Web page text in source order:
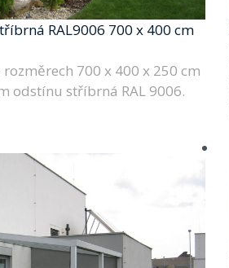
RAL9006 700 x 400 cm
700 x 400 x 250 cm
odstínu stříbrná RAL 9006.